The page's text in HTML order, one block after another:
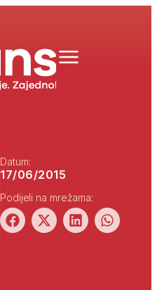
Datum:
17/06/2015
Podijeli na mrežama: